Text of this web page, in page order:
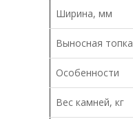
Ширина, мм
Выносная топка
Особенности
Вес камней, кг